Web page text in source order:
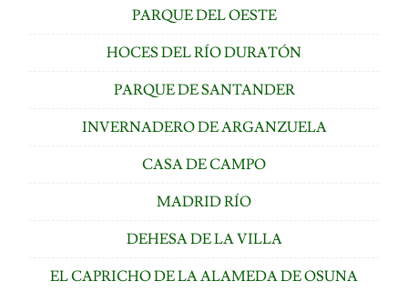
PARQUE DEL OESTE
HOCES DEL RÍO DURATÓN
PARQUE DE SANTANDER
INVERNADERO DE ARGANZUELA
CASA DE CAMPO
MADRID RÍO
DEHESA DE LA VILLA
EL CAPRICHO DE LA ALAMEDA DE OSUNA